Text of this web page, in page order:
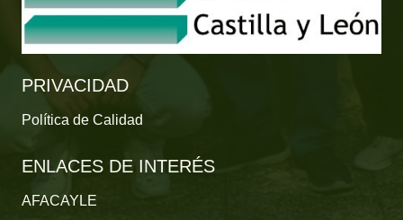
PRIVACIDAD
Política de Calidad
ENLACES DE INTERÉS
AFACAYLE